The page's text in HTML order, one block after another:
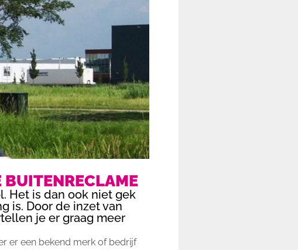
BUITENRECLAME
Het is dan ook niet gek
is. Door de inzet van
je er graag meer
er een bekend merk of bedrijf